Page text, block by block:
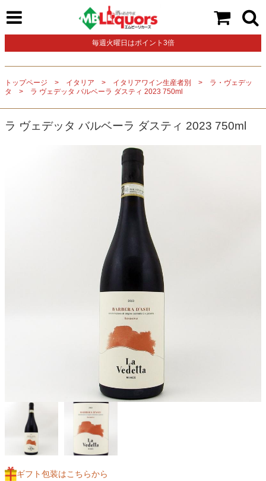
毎週火曜日はポイント3倍
トップページ イタリア イタリアワイン生産者別
ラ・ヴェデッ
タ
ラ ヴェデッタ バルベーラ ダスティ 2023 750ml
ラ ヴェデッタ バルベーラ ダスティ 2023 750ml
ギフト包装はこちらから